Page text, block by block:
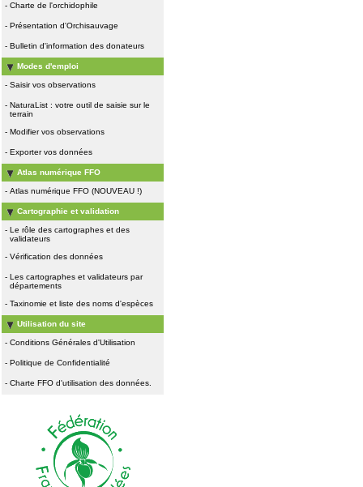
- Charte de l'orchidophile
- Présentation d'Orchisauvage
- Bulletin d'information des donateurs
Modes d'emploi
- Saisir vos observations
- NaturaList : votre outil de saisie sur le
terrain
- Modifier vos observations
- Exporter vos données
Atlas numérique FFO
- Atlas numérique FFO (NOUVEAU !)
Cartographie et validation
- Le rôle des cartographes et des
validateurs
- Vérification des données
- Les cartographes et validateurs par
départements
- Taxinomie et liste des noms d'espèces
Utilisation du site
- Conditions Générales d'Utilisation
- Politique de Confidentialité
- Charte FFO d'utilisation des données.